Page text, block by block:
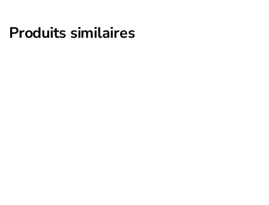
Produits similaires